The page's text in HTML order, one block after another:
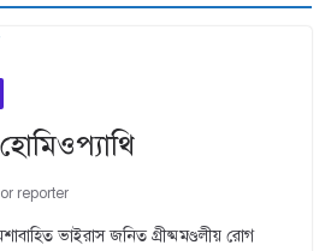
reporter
ভাইরাস জনিত গ্রীষ্মমণ্ডলীয় রোগ